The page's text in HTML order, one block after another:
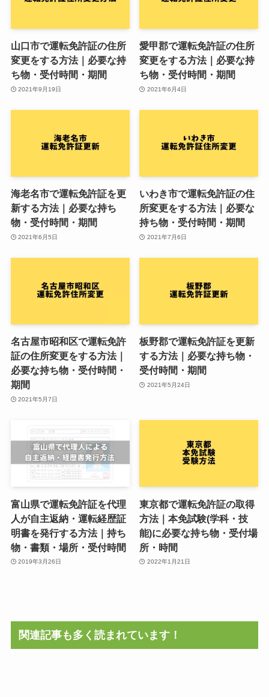
山口市で運転免許証の住所
変更をする方法｜必要な持
ち物・受付時間・期間
2021年9月19日
愛甲郡で運転免許証の住所
変更をする方法｜必要な持
ち物・受付時間・期間
2021年6月4日
海老名市で運転免許証を更
新する方法｜必要な持ち
物・受付時間・期間
2021年6月5日
いわき市で運転免許証の住
所変更をする方法｜必要な
持ち物・受付時間・期間
2021年7月6日
名古屋市昭和区で運転免許
証の住所変更をする方法｜
必要な持ち物・受付時間・
期間
2021年5月7日
板野郡で運転免許証を更新
する方法｜必要な持ち物・
受付時間・期間
2021年5月24日
富山県で運転免許証を代理
人が自主返納・運転経歴証
明書を発行する方法｜持ち
物・書類・場所・受付時間
2019年3月26日
東京都で運転免許証の取得
方法｜本免試験(学科・技
能)に必要な持ち物・受付場
所・時間
2022年1月21日
関連記事も多く読まれています！